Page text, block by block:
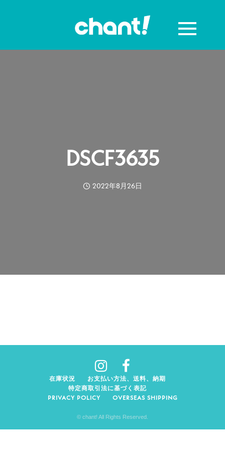
DSCF3635
2022年8月26日
在庫状況
お支払い方法、送料、納期
特定商取引法に基づく表記
PRIVACY POLICY
OVERSEAS SHIPPING
© chant! All Rights Reserved.